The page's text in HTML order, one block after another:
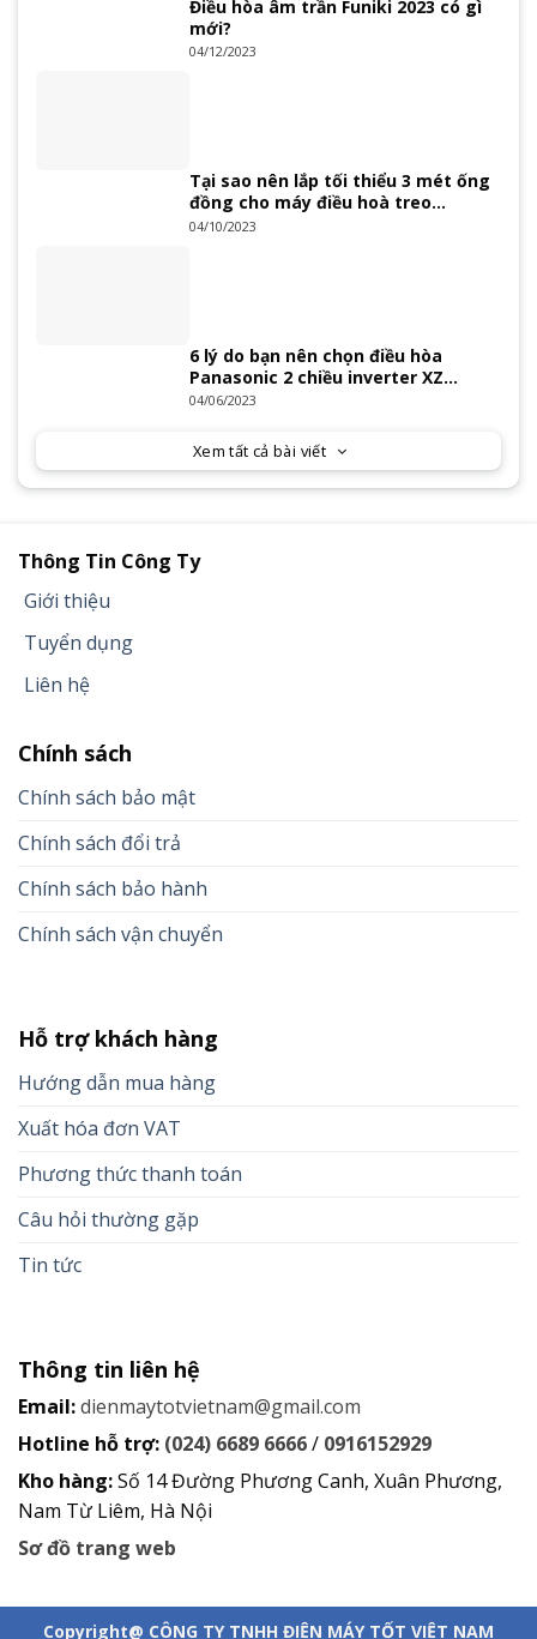
Điều hòa âm trần Funiki 2023 có gì
mới?
04/12/2023
Tại sao nên lắp tối thiểu 3 mét ống
đồng cho máy điều hoà treo
tường?
04/10/2023
6 lý do bạn nên chọn điều hòa
Panasonic 2 chiều inverter XZ
Series 2023
04/06/2023
Xem tất cả bài viết
Thông Tin Công Ty
Giới thiệu
Tuyển dụng
Liên hệ
Chính sách
Chính sách bảo mật
Chính sách đổi trả
Chính sách bảo hành
Chính sách vận chuyển
Hỗ trợ khách hàng
Hướng dẫn mua hàng
Xuất hóa đơn VAT
Phương thức thanh toán
Câu hỏi thường gặp
Tin tức
Thông tin liên hệ
Email:dienmaytotvietnam@gmail.com
Hotline hỗ trợ: (024) 6689 6666/ 0916152929
Kho hàng:Số 14 Đường Phương Canh, Xuân Phương,
Nam Từ Liêm, Hà Nội
Sơ đồ trang web
Copyright@ CÔNG TY TNHH ĐIỆN MÁY TỐT VIỆT NAM